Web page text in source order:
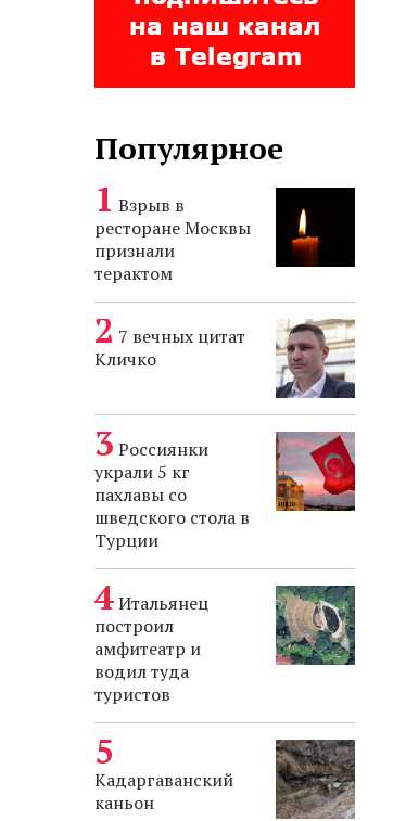
Популярное
Взрыв в
ресторане Москвы
признали
терактом
7 вечных цитат
Кличко
Россиянки
украли 5 кг
пахлавы со
шведского стола в
Турции
Итальянец
построил
амфитеатр и
водил туда
туристов
Кадаргаванский
каньон